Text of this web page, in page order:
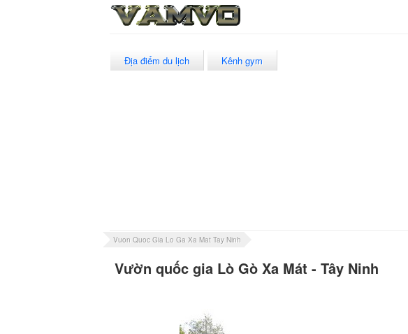
Địa điểm du lịch Kênh gym
Vuon Quoc Gia Lo Ga Xa Mat Tay Ninh
Vườn quốc gia Lò Gò Xa Mát - Tây Ninh